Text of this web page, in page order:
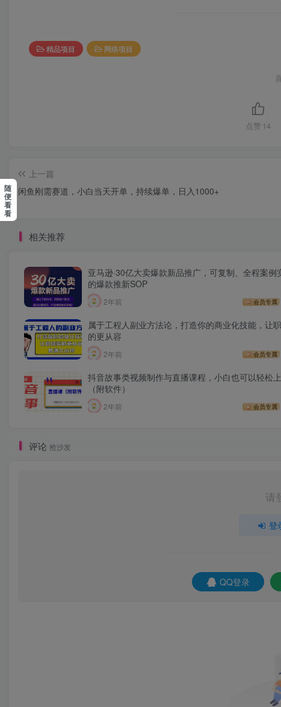
精品项目 网络项目
点赞 14
上一篇
闲鱼刚需赛道，小白当天开单，持续爆单，日入1000+
相关推荐
亚马逊·30亿大卖爆款新品推广，可复制、全程案例
的爆款推新SOP
2年前 会员专属
属于工程人副业方法论，打造你的商业化技能，让
的更从容
2年前 会员专属
抖音故事类视频制作与直播课程，小白也可以轻松
（附软件）
2年前 会员专属
评论 抢沙发
请
登
QQ登录
随
便
看
看